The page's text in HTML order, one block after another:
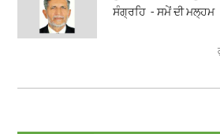
ਸੰਗ੍ਰਹਿ - ਸਮੇਂ ਦੀ ਮਲ੍ਹਮ